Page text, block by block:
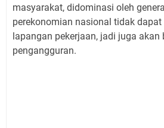
masyarakat, didominasi oleh
perekonomian nasional tidak
lapangan pekerjaan, jadi juga
pengangguran.